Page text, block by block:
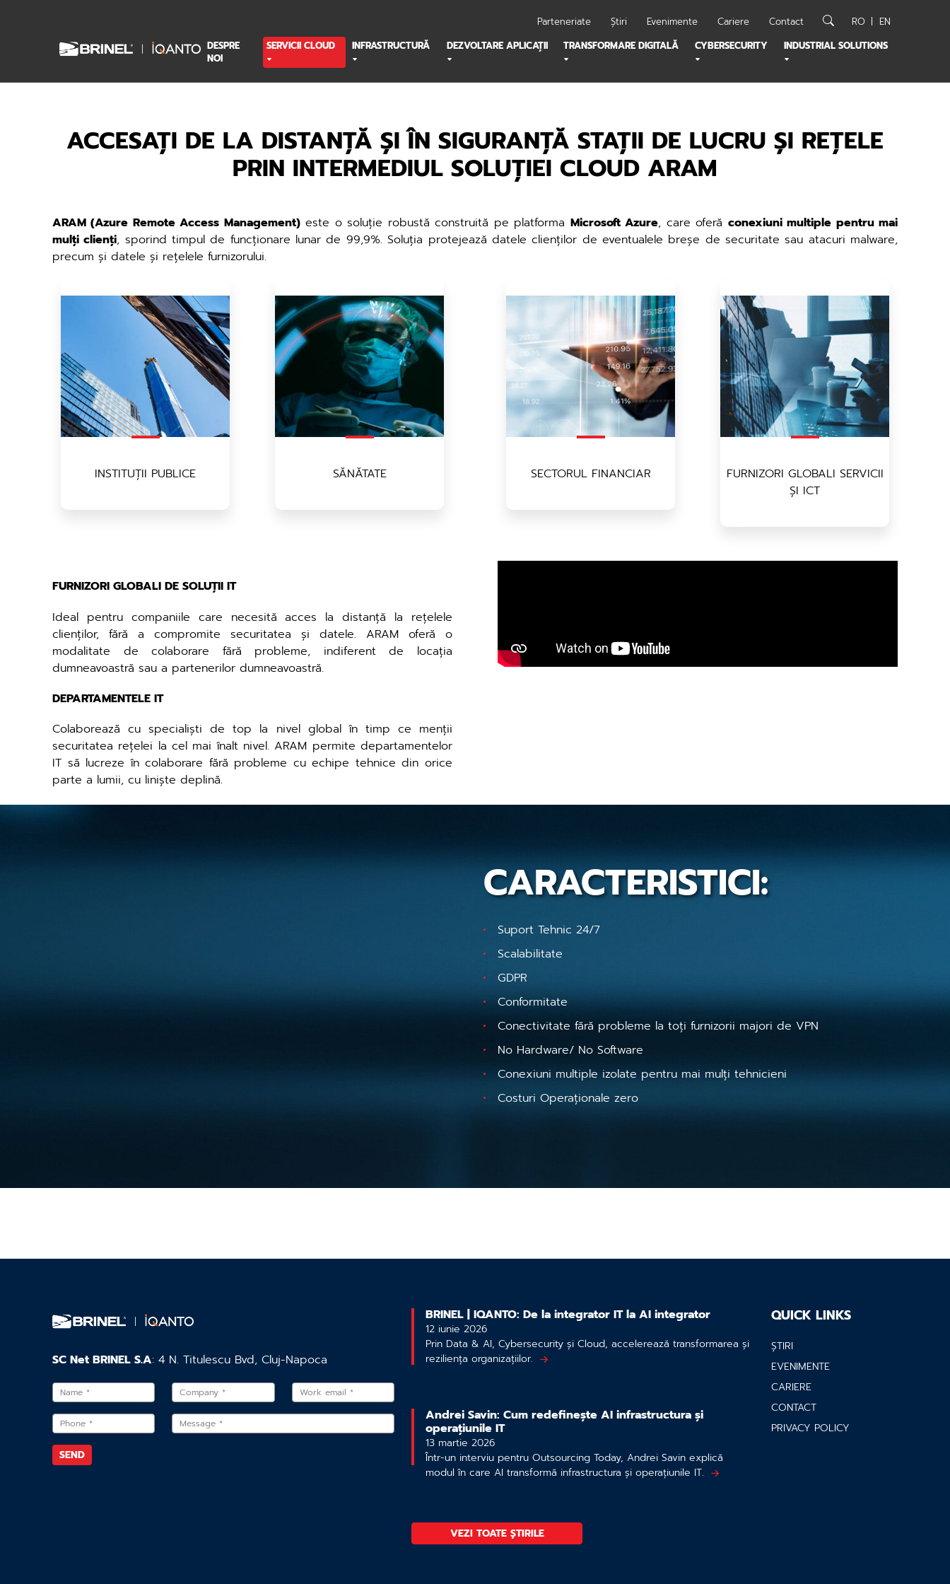
Parteneriate Știri Evenimente Cariere Contact RO
EN
DESPRE
NOI
SERVICII CLOUD INFRASTRUCTURĂ DEZVOLTARE APLICAȚII TRANSFORMARE DIGITALĂ CYBERSECURITY INDUSTRIAL SOLUTIONS
ACCESAȚI DE LA DISTANȚĂ ȘI ÎN SIGURANȚĂ STAȚII DE LUCRU ȘI REȚELE
PRIN INTERMEDIUL SOLUȚIEI CLOUD ARAM
ARAM (Azure Remote Access Management)este o soluție robustă construită pe platforma Microsoft Azure, care oferă conexiuni multiple pentru mai
mulți clienți, sporind timpul de funcționare lunar de 99,9%. Soluția protejează datele clienților de eventualele breșe de securitate sau atacuri malware,
precum și datele și rețelele furnizorului.
INSTITUȚII PUBLICE SĂNĂTATE SECTORUL FINANCIAR
FURNIZORI GLOBALI SERVICII
ȘI ICT
FURNIZORI GLOBALI DE SOLUȚII IT
Ideal pentru companiile care necesită acces la distanță la rețelele
clienților, fără a compromite securitatea și datele. ARAM oferă o
modalitate de colaborare fără probleme, indiferent de locația
dumneavoastră sau a partenerilor dumneavoastră.
DEPARTAMENTELE IT
Colaborează cu specialiști de top la nivel global în timp ce menții
securitatea rețelei la cel mai înalt nivel. ARAM permite departamentelor
IT să lucreze în colaborare fără probleme cu echipe tehnice din orice
parte a lumii, cu liniște deplină.
CARACTERISTICI:
Suport Tehnic 24/7
Scalabilitate
GDPR
Conformitate
Conectivitate fără probleme la toți furnizorii majori de VPN
No Hardware/ No Software
Conexiuni multiple izolate pentru mai mulți tehnicieni
Costuri Operaționale zero
SC Net BRINEL S.A: 4 N. Titulescu Bvd, Cluj-Napoca
BRINEL | IQANTO: De la integrator IT la AI integrator
12 iunie 2026
Prin Data & AI, Cybersecurity și Cloud, accelerează transformarea și
reziliența organizațiilor.
Andrei Savin: Cum redefinește AI infrastructura și
operațiunile IT
13 martie 2026
Într-un interviu pentru Outsourcing Today, Andrei Savin explică
modul în care AI transformă infrastructura și operațiunile IT.
VEZI TOATE ȘTIRILE
QUICK LINKS
ȘTIRI
EVENIMENTE
CARIERE
CONTACT
PRIVACY POLICY